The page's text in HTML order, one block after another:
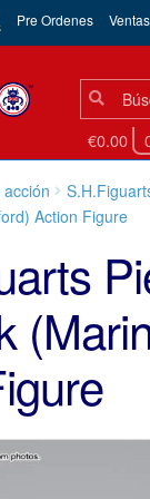
Pre Ordenes Ventas
Búsqueda:
Búsqueda
€0.00
Action Figure